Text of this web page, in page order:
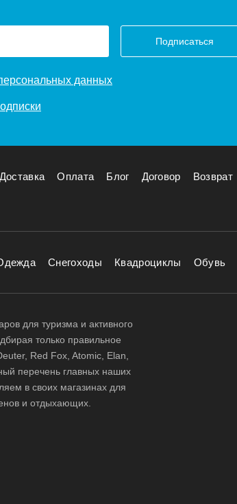
Подписаться
данных
Доставка Оплата Блог Договор Возврат
Снегоходы Квадроциклы Обувь
для туризма и активного
только правильное
Red Fox, Atomic, Elan,
перечень главных наших
в своих магазинах для
и отдыхающих.